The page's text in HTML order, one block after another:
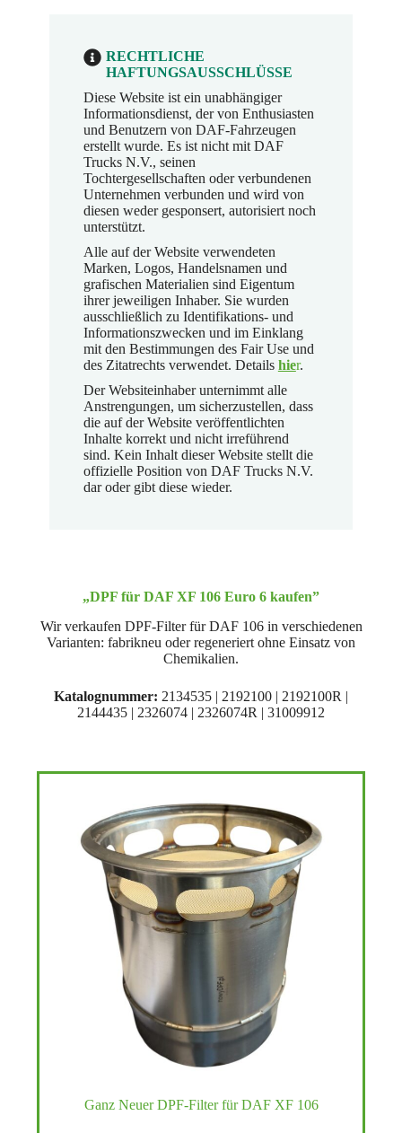
RECHTLICHE
HAFTUNGSAUSSCHLÜSSE
Diese Website ist ein unabhängiger
Informationsdienst, der von Enthusiasten
und Benutzern von DAF-Fahrzeugen
erstellt wurde. Es ist nicht mit DAF
Trucks N.V., seinen
Tochtergesellschaften oder verbundenen
Unternehmen verbunden und wird von
diesen weder gesponsert, autorisiert noch
unterstützt.
Alle auf der Website verwendeten
Marken, Logos, Handelsnamen und
grafischen Materialien sind Eigentum
ihrer jeweiligen Inhaber. Sie wurden
ausschließlich zu Identifikations- und
Informationszwecken und im Einklang
mit den Bestimmungen des Fair Use und
des Zitatrechts verwendet. Details hier.
Der Websiteinhaber unternimmt alle
Anstrengungen, um sicherzustellen, dass
die auf der Website veröffentlichten
Inhalte korrekt und nicht irreführend
sind. Kein Inhalt dieser Website stellt die
offizielle Position von DAF Trucks N.V.
dar oder gibt diese wieder.
„DPF für DAF XF 106 Euro 6 kaufen”
Wir verkaufen DPF-Filter für DAF 106 in verschiedenen
Varianten: fabrikneu oder regeneriert ohne Einsatz von
Chemikalien.
Katalognummer: 2134535 | 2192100 | 2192100R |
2144435 | 2326074 | 2326074R | 31009912
Ganz Neuer DPF-Filter für DAF XF 106